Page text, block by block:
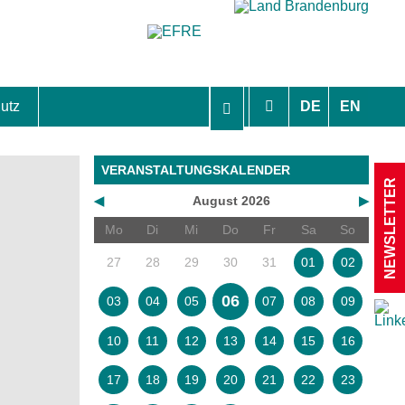
DE EN
VERANSTALTUNGSKALENDER
◀ ▶
August 2026
Mo
Di Mi Do Fr Sa So
27 28 29 30 31 01 02
03 04 05 06 07 08 09
10 11 12 13 14 15 16
17 18 19 20 21 22 23
NEWSLETTER